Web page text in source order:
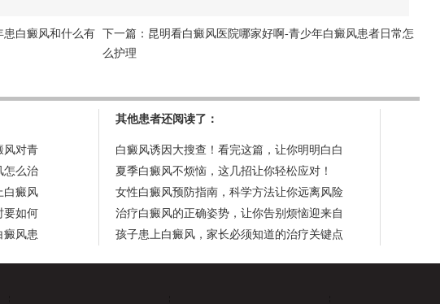
患白癜风和什么有 下一篇： 昆明看白癜风医院哪家好啊-青少年白癜风患者日常怎
么护理
风对青
怎么治
白癜风
要如何
癜风患
其他患者还阅读了：
白癜风诱因大搜查！看完这篇，让你明明白白
夏季白癜风不烦恼，这几招让你轻松应对！
女性白癜风预防指南，科学方法让你远离风险
治疗白癜风的正确姿势，让你告别烦恼迎来自
孩子患上白癜风，家长必须知道的治疗关键点